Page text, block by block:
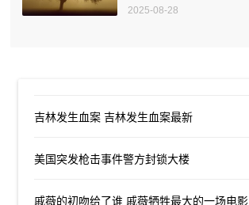
2025-08-28
吉林发生血案 吉林发生血案最新
美国突发枪击事件警方封锁大楼
戚薇的初吻给了谁 戚薇牺牲最大的一场电影